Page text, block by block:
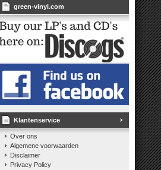
green-vinyl.com
Klantenservice
Over ons
Algemene voorwaarden
Disclaimer
Privacy Policy